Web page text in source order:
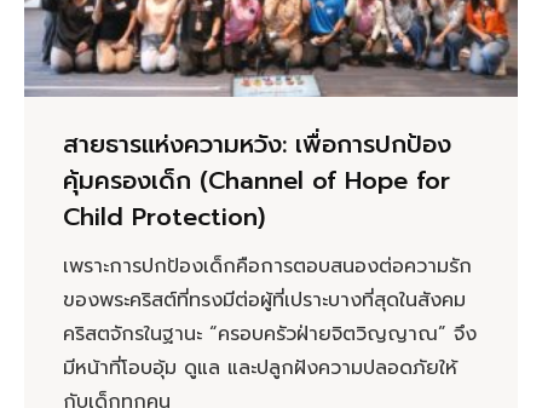
สายธารแห่งความหวัง: เพื่อการปกป้อง
คุ้มครองเด็ก (Channel of Hope for
Child Protection)
เพราะการปกป้องเด็กคือการตอบสนองต่อความรัก
ของพระคริสต์ที่ทรงมีต่อผู้ที่เปราะบางที่สุดในสังคม
คริสตจักรในฐานะ “ครอบครัวฝ่ายจิตวิญญาณ” จึง
มีหน้าที่โอบอุ้ม ดูแล และปลูกฝังความปลอดภัยให้
กับเด็กทุกคน